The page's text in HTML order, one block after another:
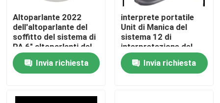
Altoparlante 2022
dell'altoparlante del
soffitto del sistema di
PA 6" altoparlanti del
soffitto 1.5W-3W-6W
Invia richiesta
interprete portatile
Unit di Manica del
sistema 12 di
interpretazione del
sistema di
altoparlante di PA
Invia richiesta